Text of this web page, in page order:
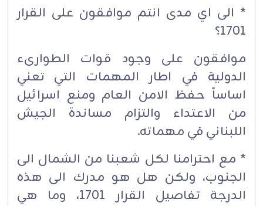
* الى اي مدى انتم موافقون على القرار
1701؟
موافقون على وجود قوات الطوارىء
الدولية في اطار المهمات التي تعني
اساساً حفظ الامن العام ومنع اسرائيل
من الاعتداء والتزام مساندة الجيش
اللبناني في مهماته.
* مع احترامنا لكل شعبنا من الشمال الى
الجنوب، ولكن هل هو مدرك الى هذه
الدرجة تفاصيل القرار 1701، وما هي